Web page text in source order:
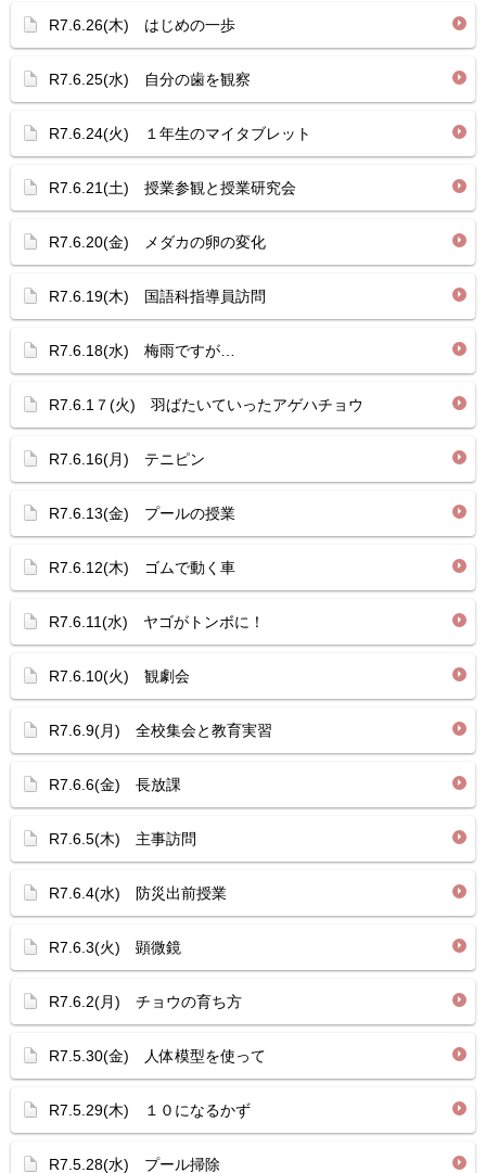
R7.6.26(木) はじめの一歩
R7.6.25(水) 自分の歯を観察
R7.6.24(火) １年生のマイタブレット
R7.6.21(土) 授業参観と授業研究会
R7.6.20(金) メダカの卵の変化
R7.6.19(木) 国語科指導員訪問
R7.6.18(水) 梅雨ですが…
R7.6.1７(火) 羽ばたいていったアゲハチョウ
R7.6.16(月) テニピン
R7.6.13(金) プールの授業
R7.6.12(木) ゴムで動く車
R7.6.11(水) ヤゴがトンボに！
R7.6.10(火) 観劇会
R7.6.9(月) 全校集会と教育実習
R7.6.6(金) 長放課
R7.6.5(木) 主事訪問
R7.6.4(水) 防災出前授業
R7.6.3(火) 顕微鏡
R7.6.2(月) チョウの育ち方
R7.5.30(金) 人体模型を使って
R7.5.29(木) １０になるかず
R7.5.28(水) プール掃除